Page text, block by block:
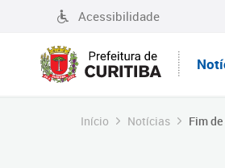
Acessibilidade
Início Notícias Fim